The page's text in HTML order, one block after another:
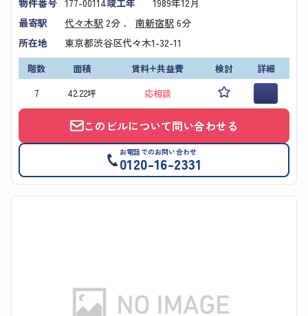
最寄駅
代々木駅 2分 、 南新宿駅 6分
所在地
東京都渋谷区代々木1-32-11
階数 面積 賃料+共益費 検討
詳細
7
42.22坪 応相談
このビルについて問い合わせる
お電話でのお問い合わせ
0120-16-2331